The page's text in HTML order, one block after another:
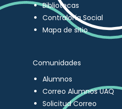
Bibliotecas
Contraloría Social
Mapa de sitio
Comunidades
Alumnos
Correo Alumnos UAQ
Solicitud Correo